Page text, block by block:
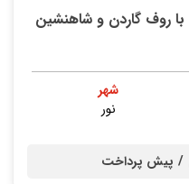
شهر
نور
پیش پرداخت